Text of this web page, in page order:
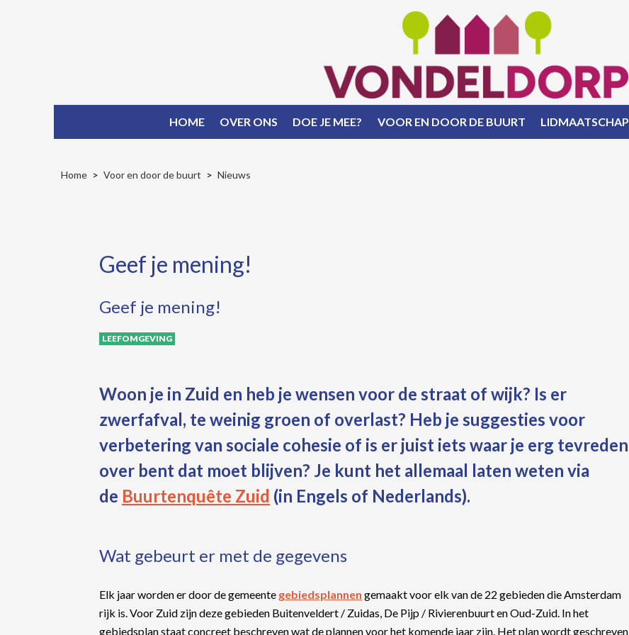
HOME OVER ONS DOE JE MEE? VOOR EN DOOR DE BUURT LIDMAATSCHAP
Home Voor en door de buurt Nieuws
Geef je mening!
Geef je mening!
LEEFOMGEVING
Woon je in Zuid en heb je wensen voor de straat of wijk? Is er
zwerfafval, te weinig groen of overlast? Heb je suggesties voor
verbetering van sociale cohesie of is er juist iets waar je erg tevreden
over bent dat moet blijven? Je kunt het allemaal laten weten via
de Buurtenquête Zuid (in Engels of Nederlands).
Wat gebeurt er met de gegevens
Elk jaar worden er door de gemeente gebiedsplannen gemaakt voor elk van de 22 gebieden die Amsterdam
rijk is. Voor Zuid zijn deze gebieden Buitenveldert / Zuidas, De Pijp / Rivierenbuurt en Oud-Zuid. In het
gebiedsplan staat concreet beschreven wat de plannen voor het komende jaar zijn. Het plan wordt geschreven